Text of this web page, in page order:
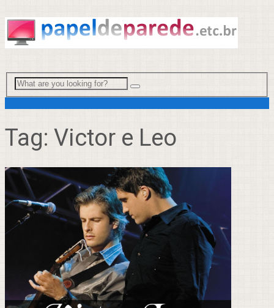
Tag: Victor e Leo